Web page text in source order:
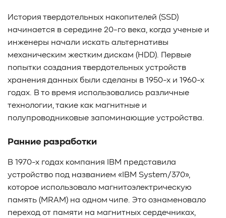
#Guardian
#MCP-интеграция
#Киберустойчивость
#Резервное копирование
#управление СХД
#стандарт
#DRAM-кэш
#EPO-safe cache
#ArmorCache
#Mode Page 08h #биты WCE
#RCD
#FUA
#Linux #ZFS
#Windows
#Western Digital OptiNAND
##checkpoint
#Безопасность
#SMR
#Shingled Magnetic Recording
#NAS
#DM-SMR #HM-SMR #FDP
#Kioxia
История твердотельных накопителей (SSD)
начинается в середине 20-го века, когда ученые и
инженеры начали искать альтернативы
механическим жестким дискам (HDD). Первые
попытки создания твердотельных устройств
хранения данных были сделаны в 1950-х и 1960-х
годах. В то время использовались различные
технологии, такие как магнитные и
полупроводниковые запоминающие устройства.
Ранние разработки
В 1970-х годах компания IBM представила
устройство под названием «IBM System/370»,
которое использовало магнитоэлектрическую
память (MRAM) на одном чипе. Это ознаменовало
переход от памяти на магнитных сердечниках,